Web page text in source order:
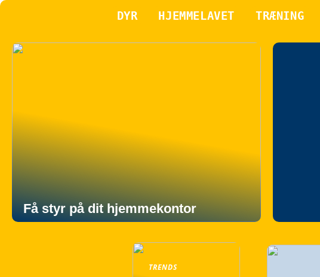
DYR HJEMMELAVET TRÆNING
Få styr på dit hjemmekontor
TRENDS